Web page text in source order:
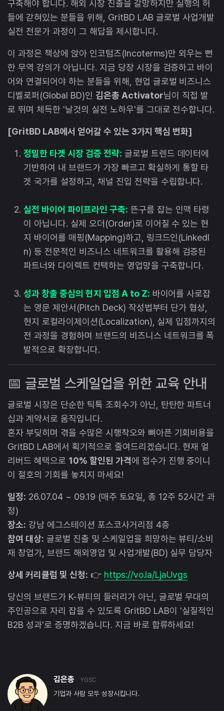
구축해야 합니다. 해외 시장 진출을 갈망하지만 실행의 허
들에 갇혀있는 분들을 위해, GritBD LAB 글로벌 사업개발
실전 전문가 과정이 그 해답을 제시합니다.
이 과정은 책상에 앉아 인코텀즈(Incoterms)만 외우는 뻔
한 무역 강의가 아닙니다. 지금 당장 시장을 검증하고 바이
어와 연결되어야 하는 분들을 위해, 현업 글로벌 비즈니스
디벨로퍼(Global BD)인 김은총 Activator님이 직접 발
로 뛰며 체득한 '날것의 실전 노하우'를 그대로 전수합니다.
[GritBD LAB에서 얻어갈 수 있는 3가지 핵심 변화]
정밀한 타겟 시장 검증 전략: 글로벌 트렌드 데이터에
기반하여 내 브랜드가 가장 빠르고 확실하게 통할 타
겟 국가를 설정하고, 채널 진입 전략을 수립합니다.
실전 바이어 파이프라인 구축: 뜬구름 잡는 인맥 타령
이 아닙니다. 실제 오더(Order)로 이어질 수 있는 현
지 바이어를 매핑(Mapping)하고, 링크드인(LinkedI
n) 등 전문적인 비즈니스 네트워크를 활용해 검증된
파트너와 다이렉트 컨택하는 영업망을 구축합니다.
성과 창출 중심의 현지 입점 A to Z: 바이어를 사로잡
는 영문 제안서(Pitch Deck) 작성법부터 단가 협상,
현지 로컬라이제이션(Localization), 실제 입점까지의
전 과정을 경험하며 브랜드의 비즈니스 네트워크를 폭
발적으로 확장합니다.
📅 글로벌 스케일업을 위한 교육 안내
글로벌 시장은 단순한 틱톡 조회수가 아닌, 탄탄한 파트너
십과 계약서로 움직입니다.
혼자 부딪히며 겪을 수많은 시행착오와 뼈아픈 기회비용을
GritBD LAB에서 획기적으로 줄여드리겠습니다. 현재 얼
리버드 혜택으로 10% 할인된 가격에 접수가 진행 중이니
이 절호의 기회를 놓치지 마세요!
일정: 26.07.04 ~ 09.19 (매주 토요일, 총 12주 52시간 과
정)
장소: 강남 에그스테이션 포스코사거리점 4층
참여 대상: 글로벌 진출 및 스케일업을 희망하는 뷰티/소비
재 창업가, 브랜드 해외영업 및 사업개발(BD) 실무 담당자
상세 커리큘럼 및 신청: 👉 https://vo.la/LjaUvgs
당신의 브랜드가 K-뷰티의 들러리가 아닌, 글로벌 무대의
주인공으로 자리 잡을 수 있도록 GritBD LAB이 '실질적인
B2B 성과'로 증명하겠습니다. 지금 바로 합류하세요!
김은총 YGSC
기업과 사람 모두 성장시킵니다.